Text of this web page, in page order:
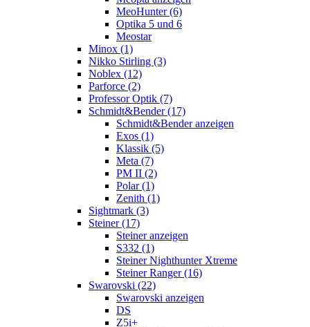
MeoHunter (6)
Optika 5 und 6
Meostar
Minox (1)
Nikko Stirling (3)
Noblex (12)
Parforce (2)
Professor Optik (7)
Schmidt&Bender (17)
Schmidt&Bender anzeigen
Exos (1)
Klassik (5)
Meta (7)
PM II (2)
Polar (1)
Zenith (1)
Sightmark (3)
Steiner (17)
Steiner anzeigen
S332 (1)
Steiner Nighthunter Xtreme
Steiner Ranger (16)
Swarovski (22)
Swarovski anzeigen
DS
Z5i+